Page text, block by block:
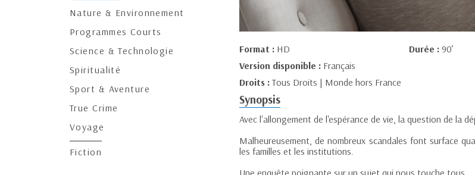
Nature & Environnement
Programmes Courts
Science & Technologie
Spiritualité
Sport & Aventure
True Crime
Voyage
Fiction
Format : HD Durée : 90’
Version disponible : Français
Droits :Tous Droits | Monde hors France
Synopsis
Avec l'allongement de l'espérance de vie, la question de la
Malheureusement, de nombreux scandales font surface
les familles et les institutions.